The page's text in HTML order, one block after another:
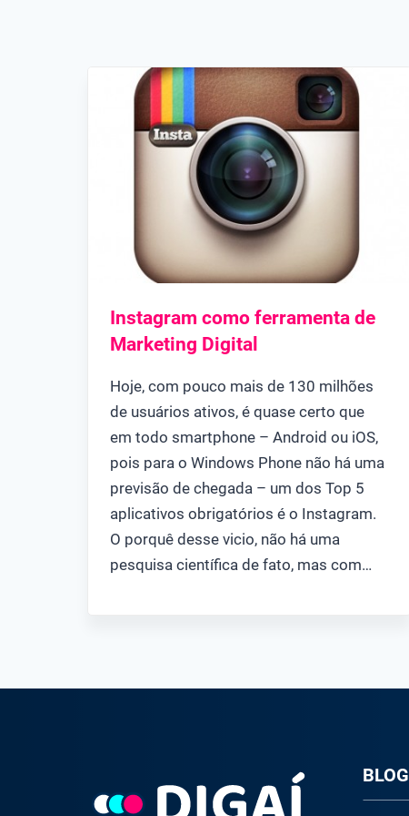
Instagram como ferramenta de
Marketing Digital
Hoje, com pouco mais de 130 milhões
de usuários ativos, é quase certo que
em todo smartphone – Android ou iOS,
pois para o Windows Phone não há uma
previsão de chegada – um dos Top 5
aplicativos obrigatórios é o Instagram.
O porquê desse vicio, não há uma
pesquisa científica de fato, mas com…
BLOG